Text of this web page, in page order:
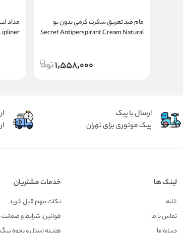
مام ضد تعریق سکرت کرمی بدون بو
Secret Antiperspirant Cream Natural
1,558,000
ارسال با پیک
پیک موتوری برای تهران
لینک ها
خانه
تماس با ما
خدمات مشتریان
نکات مهم قبل خرید
قوانین، شرایط و